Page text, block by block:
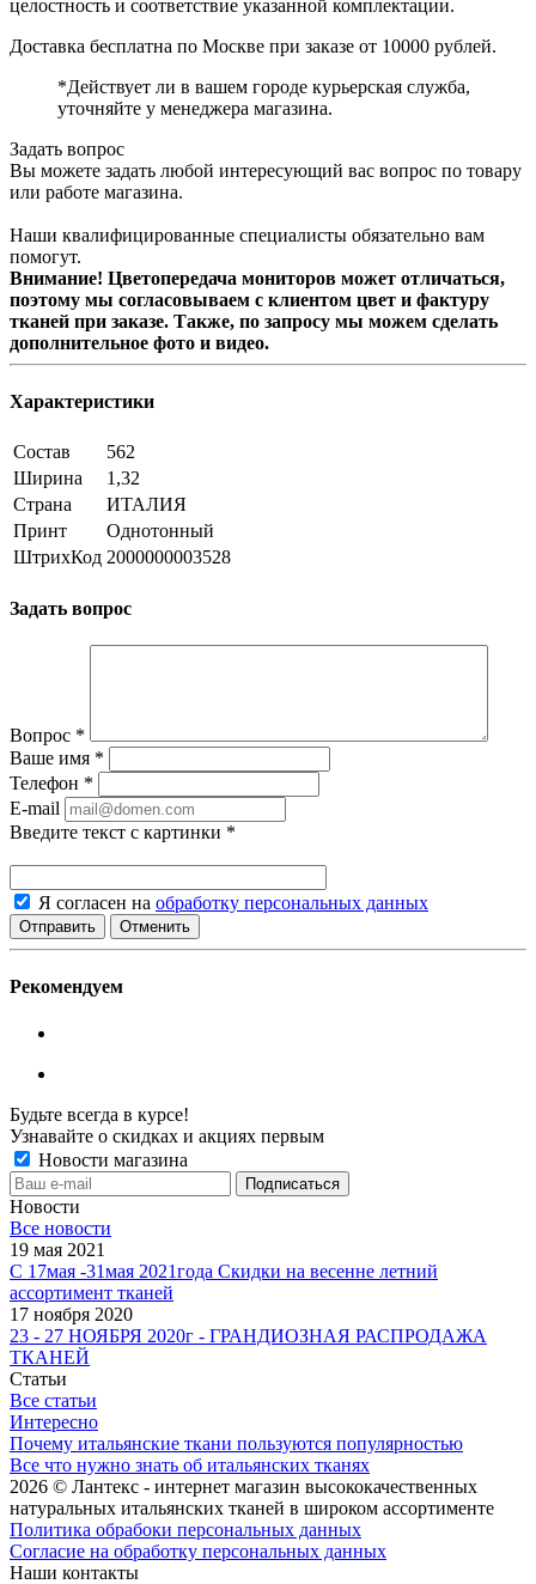
целостность и соответствие указанной комплектации.
Доставка бесплатна по Москве при заказе от 10000 рублей.
*Действует ли в вашем городе курьерская служба,
уточняйте у менеджера магазина.
Задать вопрос
Вы можете задать любой интересующий вас вопрос по товару
или работе магазина.
Наши квалифицированные специалисты обязательно вам
помогут.
Внимание! Цветопередача мониторов может отличаться,
поэтому мы согласовываем с клиентом цвет и фактуру
тканей при заказе. Также, по запросу мы можем сделать
дополнительное фото и видео.
Характеристики
Состав
562
Ширина
1,32
Страна
ИТАЛИЯ
Принт
Однотонный
ШтрихКод 2000000003528
Задать вопрос
Вопрос *
Ваше имя *
Телефон *
E-mail
Введите текст с картинки *
Я согласен на обработку персональных данных
Отменить
Рекомендуем
Будьте всегда в курсе!
Узнавайте о скидках и акциях первым
Новости магазина
Новости
Все новости
19 мая 2021
С 17мая -31мая 2021года Скидки на весенне летний
ассортимент тканей
17 ноября 2020
23 - 27 НОЯБРЯ 2020г - ГРАНДИОЗНАЯ РАСПРОДАЖА
ТКАНЕЙ
Статьи
Все статьи
Интересно
Почему итальянские ткани пользуются популярностью
Все что нужно знать об итальянских тканях
2026 © Лантекс - интернет магазин высококачественных
натуральных итальянских тканей в широком ассортименте
Политика обрабоки персональных данных
Согласие на обработку персональных данных
Наши контакты